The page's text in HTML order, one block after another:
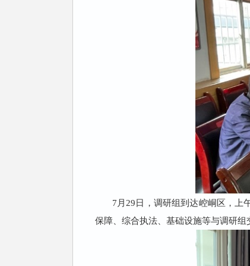
7 月 29 日，调研组到达崆峒区，上
保障、综合执法、基础设施等与调研